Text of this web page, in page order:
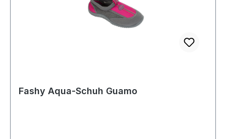
Fashy Aqua-Schuh Guamo